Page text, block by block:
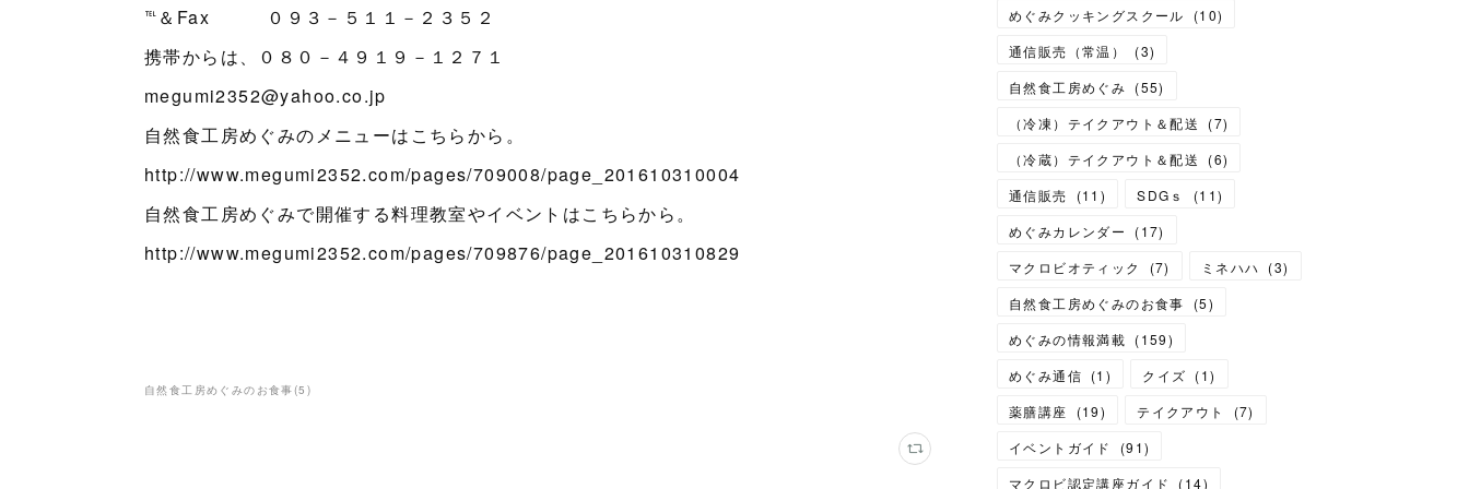
℡＆Fax ０９３－５１１－２３５２
携帯からは、０８０－４９１９－１２７１
megumi2352@yahoo.co.jp
自然食工房めぐみのメニューはこちらから。
http://www.megumi2352.com/pages/709008/page_201610310004
自然食工房めぐみで開催する料理教室やイベントはこちらから。
http://www.megumi2352.com/pages/709876/page_201610310829
自然食工房めぐみのお食事(5 )
めぐみクッキングスクール
(10)
通信販売（常温）
(3)
自然食工房めぐみ (55)
（冷凍）テイクアウト＆配送
(7)
（冷蔵）テイクアウト＆配送
(6)
通信販売
(11 ) SDGｓ (11)
めぐみカレンダー
(17)
マクロビオティック
(7) ミネハハ (3)
自然食工房めぐみのお食事
(5)
めぐみの情報満載 (159)
めぐみ通信 (1 ) クイズ (1)
薬膳講座
(19) テイクアウト (7)
イベントガイド
(91)
マクロビ認定講座ガイド
(14)